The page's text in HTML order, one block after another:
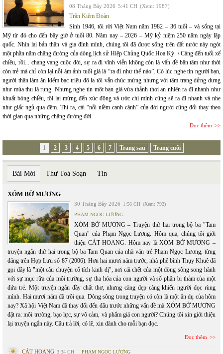
08 Tháng Bảy 2026 5:41 CH (Xem: 1987)
Trần Kiêm Đoàn
Sinh 1946, tôi rời Việt Nam năm 1982 – 36 tuổi – và sống tại
Mỹ từ đó cho đến bây giờ ở tuổi 80. Năm nay – 2026 – Mỹ kỷ niệm 250 năm ngày lập
quốc. Nhìn lại bản thân và gia đình mình, chúng tôi đã được sống trên đất nước này ngót
một phần năm chặng đường của dòng lịch sử Hiệp Chủng Quốc Hoa Kỳ. / Càng đến tuổi xế
chiều, rồi... chạng vạng cuộc đời, sự ra đi vĩnh viễn không còn là vấn đề bận tâm như thời
còn trẻ mà chỉ còn lại nỗi ám ảnh tuổi già là “ra đi như thế nào”. Có lúc nghe tin người bạn,
người thân làm ăn kiếm bạc triệu đô la tôi vẫn chúc mừng nhưng với tâm trạng dửng dưng
như mùa thu lá rụng. Nhưng nghe tin một bạn già vừa thảnh thơi an nhiên ra đi nhanh như
khuất bóng chiều, tôi lại mừng đến xúc động và ước chi mình cũng sẽ ra đi nhanh và nhẹ
như giấc ngủ qua đêm. Thì ra, cái “nỗi niềm canh cánh” của đời người cũng đổi thay theo
thời gian qua những chặng đường đời.
Đọc thêm
1 2 3 4 5 6 7 Trang sau Trang cuối
Bài Mới Thư Toà Soạn Tin
XÓM BỜ MƯƠNG
30 Tháng Bảy 2026 1:56 CH (Xem: 792)
PHẠM NGỌC LƯƠNG
XÓM BỜ MƯƠNG – Truyện thứ hai trong bộ ba "Tam
Quan" của Phạm Ngọc Lương. Hôm qua, chúng tôi giới
thiệu CÁT HOANG. Hôm nay là XÓM BỜ MƯƠNG –
truyện ngắn thứ hai trong bộ ba Tam Quan của nhà văn trẻ Phạm Ngọc Lương, từng
đăng trên Hợp Lưu số 87 (2006). Hơn hai mươi năm trước, nhà phê bình Thụy Khuê đã
gọi đây là "một câu chuyện cổ tích kinh dị", nơi cái chết của một dòng sông song hành
với sự mục rữa của môi trường, sự tha hóa của con người và số phận bi thảm của một
đứa trẻ. Một truyện ngắn đầy chất thơ, nhưng càng đẹp càng khiến người đọc rùng
mình. Hai mươi năm đã trôi qua. Dòng sông trong truyện có còn là một ẩn dụ của hôm
nay? Xã hội Việt Nam đã thay đổi đến đâu trước những vấn đề mà XÓM BỜ MƯƠNG
đặt ra: môi trường, bạo lực, sự vô cảm, và phẩm giá con người? Chúng tôi xin giới thiệu
lại truyện ngắn này. Câu trả lời, có lẽ, xin dành cho mỗi bạn đọc.
Đọc thêm
CÁT HOANG 3:34 CH PHẠM NGỌC LƯƠNG